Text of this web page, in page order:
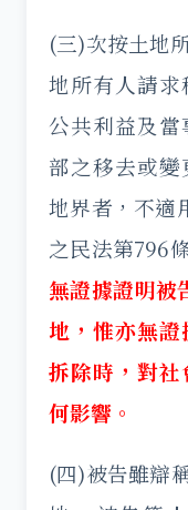
(三)次按土地
地所有人請
公共利益及
部之移去或
地界者，不適
之民法第796
無證據證明被
地，惟亦無
拆除時，對
何影響。
(四)被告雖辯